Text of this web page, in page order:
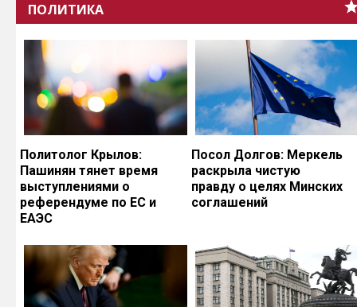
ПОЛИТИКА
Политолог Крылов:
Пашинян тянет время
выступлениями о
референдуме по ЕС и
ЕАЭС
Посол Долгов: Меркель
раскрыла чистую
правду о целях Минских
соглашений